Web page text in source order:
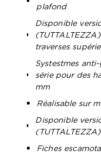
plafond
Disponible
traverses
Systestmes
série pour des
mm
Réalisable sur
Disponible
Fiches